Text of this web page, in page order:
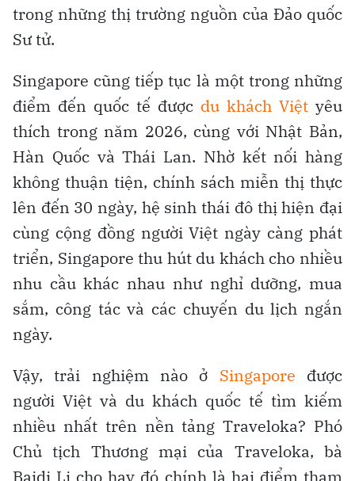
trong những thị trường nguồn của Đảo quốc
Sư tử.
Singapore cũng tiếp tục là một trong những
điểm đến quốc tế được du khách Việt yêu
thích trong năm 2026, cùng với Nhật Bản,
Hàn Quốc và Thái Lan. Nhờ kết nối hàng
không thuận tiện, chính sách miễn thị thực
lên đến 30 ngày, hệ sinh thái đô thị hiện đại
cùng cộng đồng người Việt ngày càng phát
triển, Singapore thu hút du khách cho nhiều
nhu cầu khác nhau như nghỉ dưỡng, mua
sắm, công tác và các chuyến du lịch ngắn
ngày.
Vậy, trải nghiệm nào ở Singapore được
người Việt và du khách quốc tế tìm kiếm
nhiều nhất trên nền tảng Traveloka? Phó
Chủ tịch Thương mại của Traveloka, bà
Baidi Li cho hay đó chính là hai điểm tham